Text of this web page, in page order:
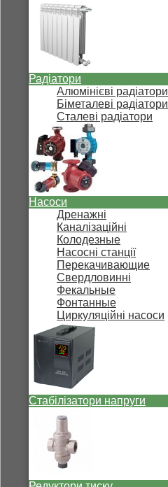
Радіатори
Алюмінієві радіатори
Біметалеві радіатори
Сталеві радіатори
Насоси
Дренажні
Каналізаційні
Колодезные
Насосні станції
Перекачивающие
Свердловинні
Фекальные
Фонтанные
Циркуляційні насоси
Стабілізатори напруги